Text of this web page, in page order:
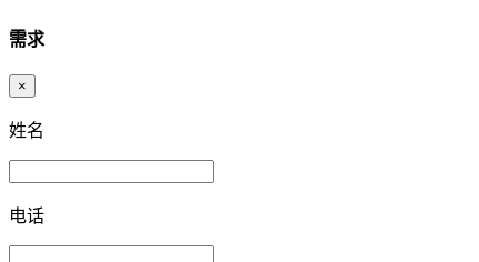
需求
×
姓名
电话